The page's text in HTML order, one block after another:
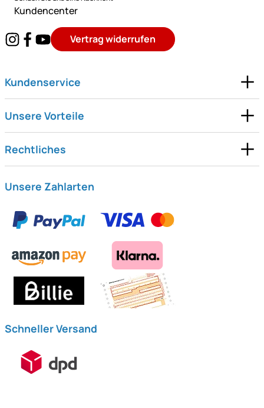
Kundencenter
Vertrag widerrufen
Kundenservice
Unsere Vorteile
Rechtliches
Unsere Zahlarten
Schneller Versand